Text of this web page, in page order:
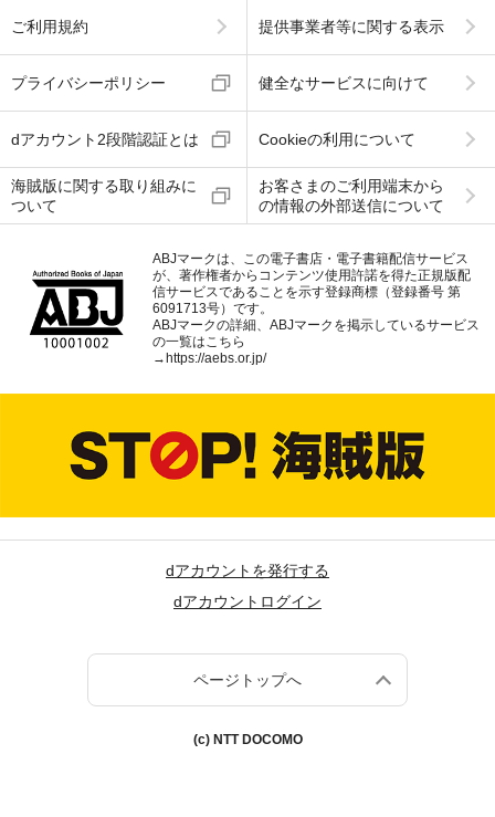
ご利用規約 提供事業者等に関する表示
プライバシーポリシー 健全なサービスに向けて
dアカウント2段階認証とは Cookieの利用について
海賊版に関する取り組みに
ついて
お客さまのご利用端末から
の情報の外部送信について
ABJマークは、この電子書店・電子書籍配信サービス
が、著作権者からコンテンツ使用許諾を得た正規版配
信サービスであることを示す登録商標（登録番号 第
6091713号）です。
ABJマークの詳細、ABJマークを掲示しているサービス
の一覧はこちら
→ https://aebs.or.jp/
dアカウントを発行する
dアカウントログイン
ページトップへ
(c) NTT DOCOMO